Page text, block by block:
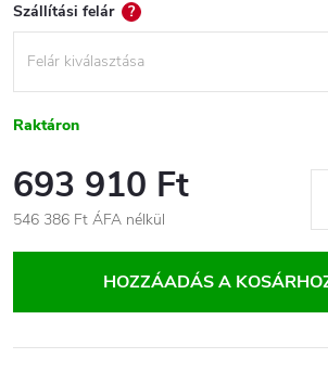
Szállítási felár ?
Raktáron
693 910 Ft
546 386 Ft ÁFA nélkül
HOZZÁADÁS A